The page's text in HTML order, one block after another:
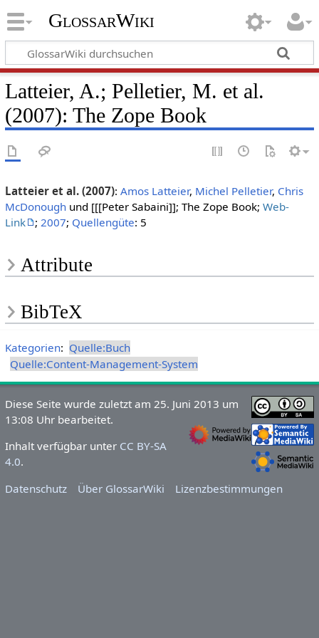
GlossarWiki
Latteier, A.; Pelletier, M. et al.
(2007): The Zope Book
Latteier et al. (2007): Amos Latteier, Michel Pelletier, Chris
McDonoughund [[[Peter Sabaini]]; The Zope Book; Web-
Link
; 2007; Quellengüte: 5
Attribute
BibTeX
Kategorien: Quelle:Buch
Quelle:Content-Management-System
Diese Seite wurde zuletzt am 25. Juni 2013 um
13:08 Uhr bearbeitet.
Inhalt verfügbar unter CC BY-SA
4.0.
Datenschutz
Über GlossarWiki Lizenzbestimmungen